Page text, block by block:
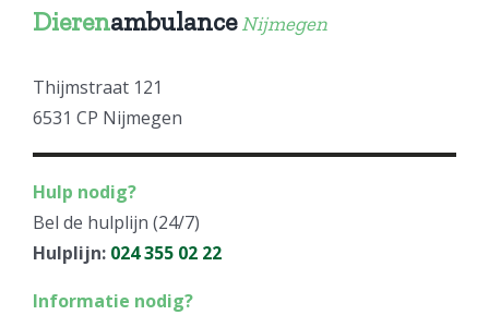
Dierenambulance Nijmegen
Thijmstraat 121
6531 CP Nijmegen
Hulp nodig?
Bel de hulplijn (24/7)
Hulplijn: 024 355 02 22
Informatie nodig?